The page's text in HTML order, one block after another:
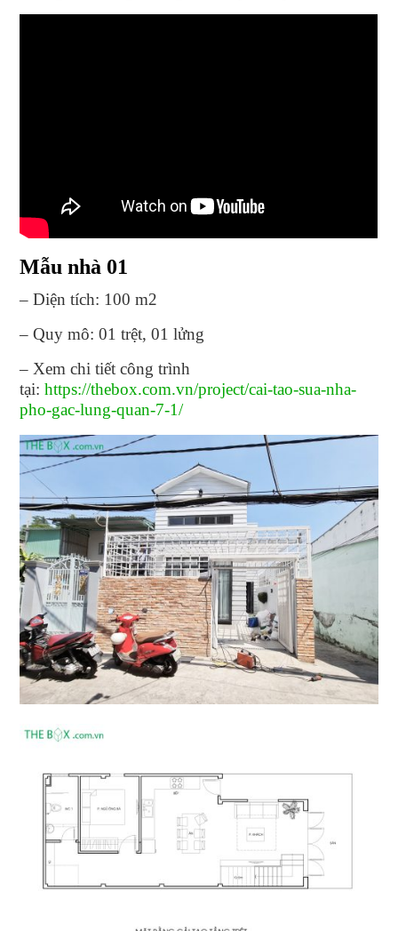
Mẫu nhà 01
– Diện tích: 100 m2
– Quy mô: 01 trệt, 01 lửng
– Xem chi tiết công trình
tại:https://thebox.com.vn/project/cai-tao-sua-nha-
pho-gac-lung-quan-7-1/